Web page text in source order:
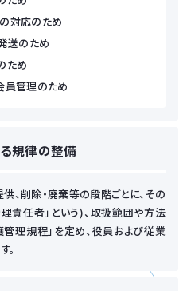
対応のため
送のため
ため
員管理のため
規律の整備
、削除・廃棄等の段階ごとに、その
責任者」という)、取扱範囲や方法
理規程」を定め、役員および従業
。